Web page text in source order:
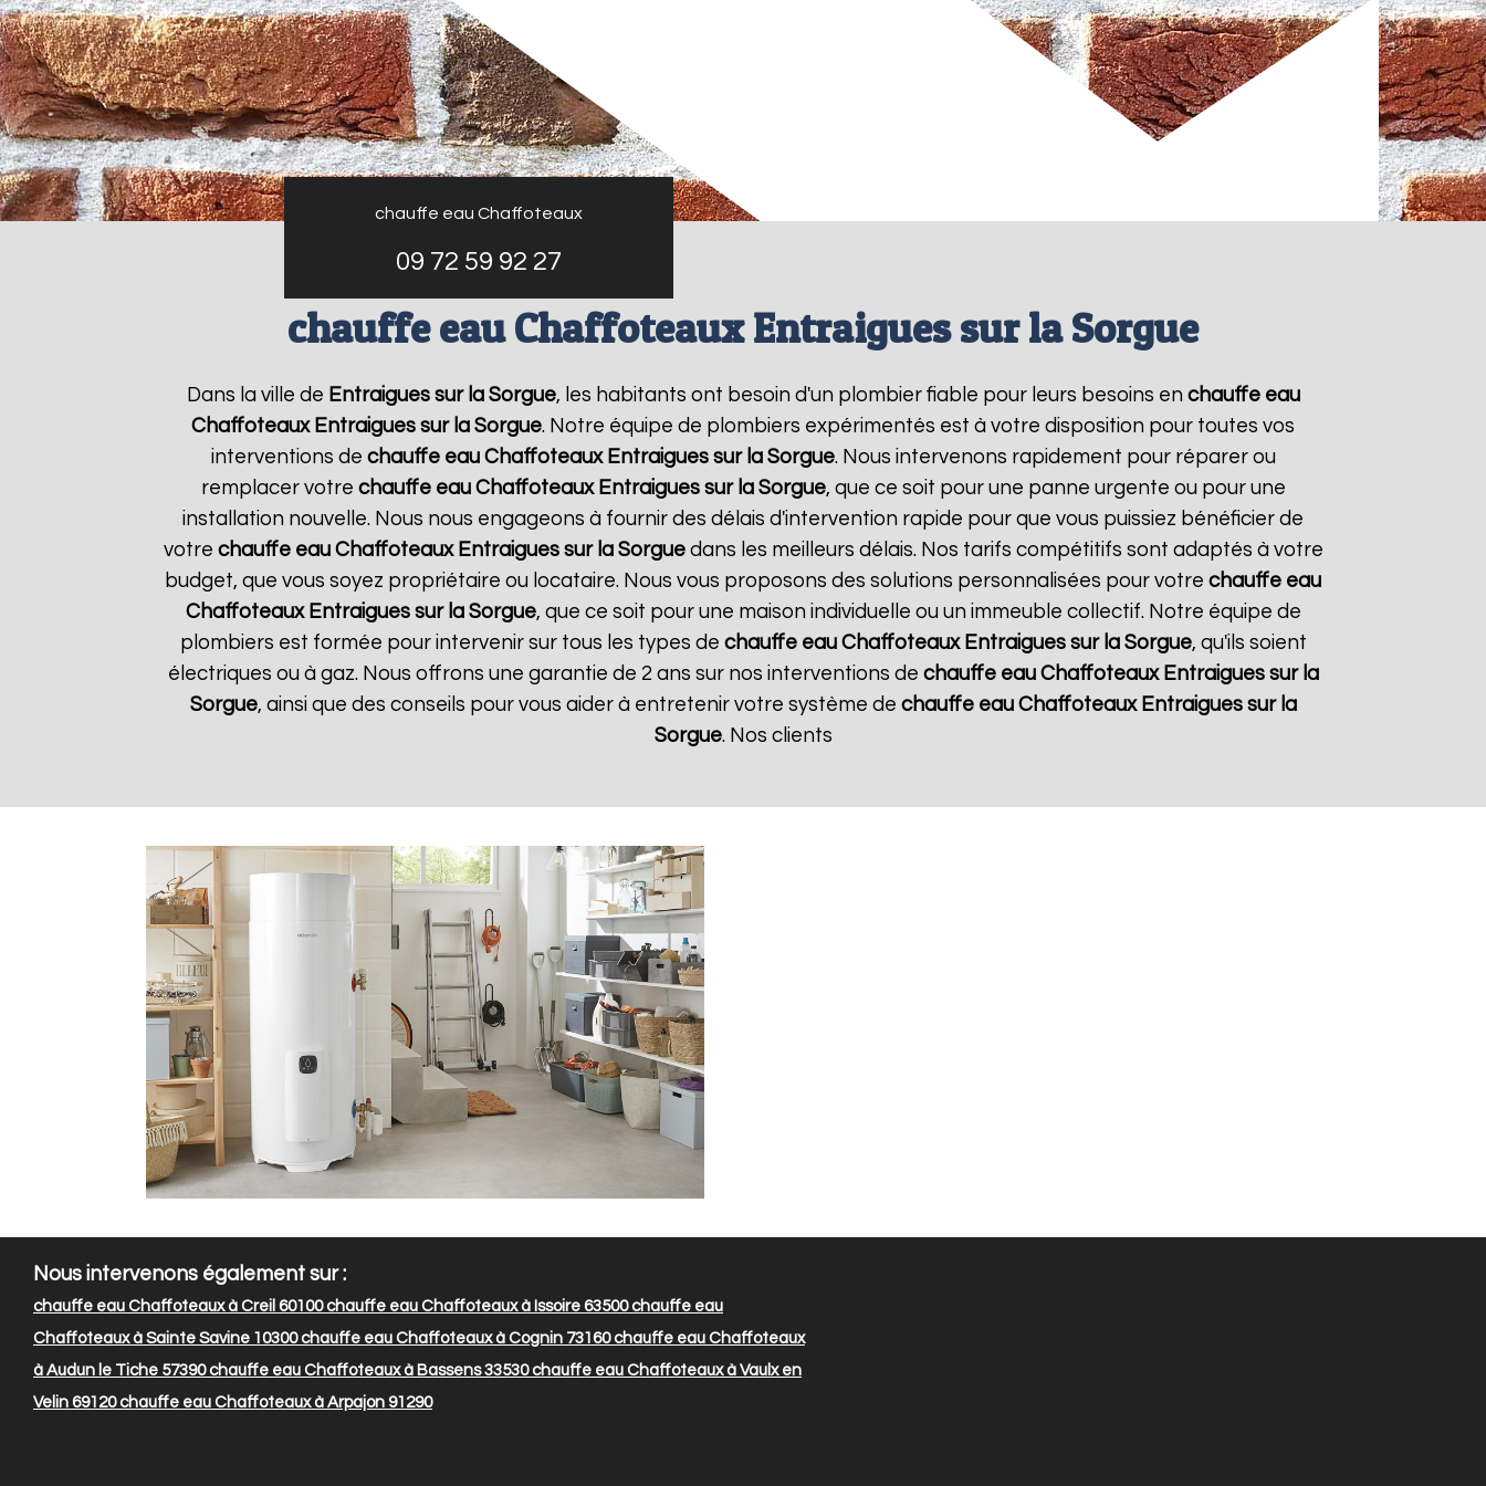
chauffe eau Chaffoteaux
09 72 59 92 27
chauffe eau Chaffoteaux Entraigues sur la Sorgue
Dans la ville de Entraigues sur la Sorgue, les habitants ont besoin d'un plombier fiable pour leurs besoins en chauffe eau
Chaffoteaux Entraigues sur la Sorgue. Notre équipe de plombiers expérimentés est à votre disposition pour toutes vos
interventions de chauffe eau Chaffoteaux Entraigues sur la Sorgue. Nous intervenons rapidement pour réparer ou
remplacer votre chauffe eau Chaffoteaux Entraigues sur la Sorgue, que ce soit pour une panne urgente ou pour une
installation nouvelle. Nous nous engageons à fournir des délais d'intervention rapide pour que vous puissiez bénéficier de
votre chauffe eau Chaffoteaux Entraigues sur la Sorguedans les meilleurs délais. Nos tarifs compétitifs sont adaptés à votre
budget, que vous soyez propriétaire ou locataire. Nous vous proposons des solutions personnalisées pour votre chauffe eau
Chaffoteaux Entraigues sur la Sorgue, que ce soit pour une maison individuelle ou un immeuble collectif. Notre équipe de
plombiers est formée pour intervenir sur tous les types de chauffe eau Chaffoteaux Entraigues sur la Sorgue, qu'ils soient
électriques ou à gaz. Nous offrons une garantie de 2 ans sur nos interventions de chauffe eau Chaffoteaux Entraigues sur la
Sorgue, ainsi que des conseils pour vous aider à entretenir votre système de chauffe eau Chaffoteaux Entraigues sur la
Sorgue. Nos clients
Nous intervenons également sur :
chauffe eau Chaffoteaux à Creil 60100chauffe eau Chaffoteaux à Issoire 63500chauffe eau
Chaffoteaux à Sainte Savine 10300chauffe eau Chaffoteaux à Cognin 73160chauffe eau Chaffoteaux
à Audun le Tiche 57390chauffe eau Chaffoteaux à Bassens 33530chauffe eau Chaffoteaux à Vaulx en
Velin 69120chauffe eau Chaffoteaux à Arpajon 91290